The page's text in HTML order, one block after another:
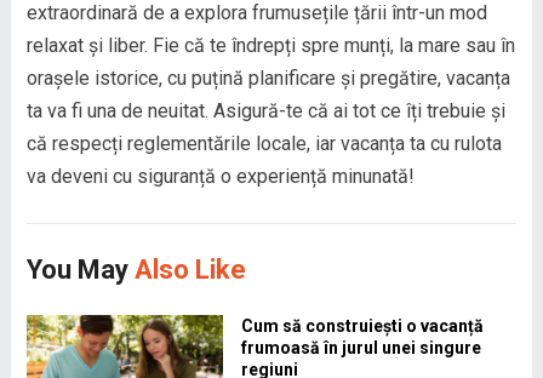
extraordinară de a explora frumusețile țării într-un mod
relaxat și liber. Fie că te îndrepți spre munți, la mare sau în
orașele istorice, cu puțină planificare și pregătire, vacanța
ta va fi una de neuitat. Asigură-te că ai tot ce îți trebuie și
că respecți reglementările locale, iar vacanța ta cu rulota
va deveni cu siguranță o experiență minunată!
You May Also Like
Cum să construiești o vacanță
frumoasă în jurul unei singure
regiuni